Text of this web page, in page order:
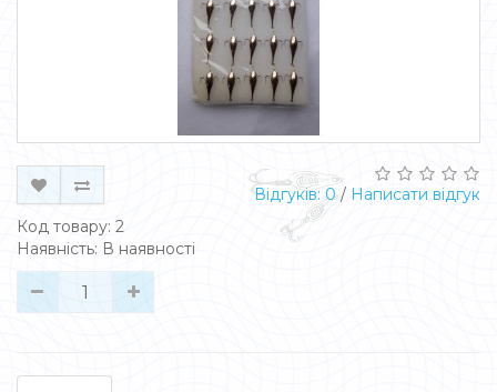
Відгуків: 0/ Написати відгук
Код товару: 2
Наявність: В наявності